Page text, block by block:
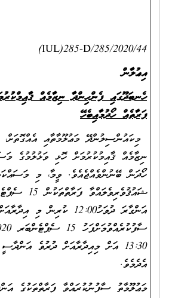
IUL)285-D/285/2020/44)
އިޢުލާން
ހެނބަދޫގައި ފެންހިންދާ ނިޒާމެއް
ފަރާތެއް ހޯދުމާއިބެހޭ
މިކައުންސިލުންދޭ މަޢުލޫމާތާއި
ނިޒާމެއް ޤާއިމުކުރުމަށް ހޮޅި ވަޅުލުމުގެ
ހޯދަން ބޭނުންވެއްޖެއެވެ. ވީމާ، މި
އަންގާރަ ދުވަހު12:00 ކުރިން
13:30 އަށް މިއިދާރާއަށް ދުރުވެ
އެދެމެވެ.
މަޢުލޫމާތު ސާފުނުކުރައްވާ ފަރާތްތަކުގެ